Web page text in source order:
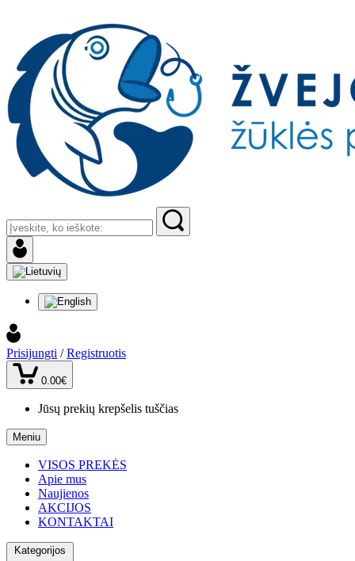
Prisijungti / Registruotis
0.00€
Jūsų prekių krepšelis tuščias
Meniu
VISOS PREKĖS
Apie mus
Naujienos
AKCIJOS
KONTAKTAI
Kategorijos